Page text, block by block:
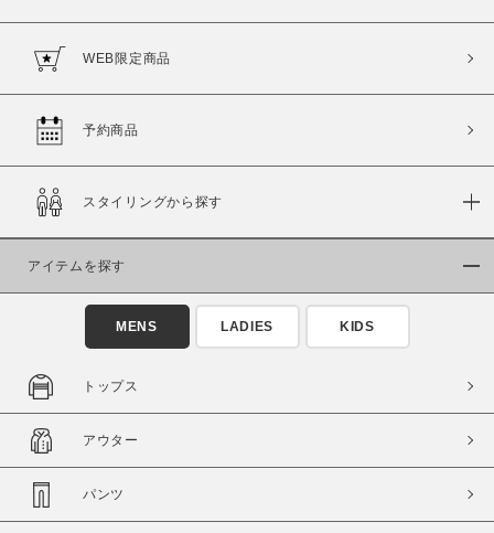
WEB限定商品
予約商品
スタイリングから探す
アイテムを探す
MENS LADIES KIDS
トップス
アウター
パンツ